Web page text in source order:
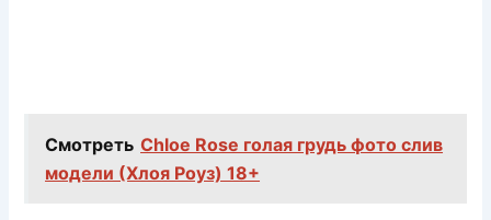
Смотреть Chloe Rose голая грудь фото слив
модели (Хлоя Роуз) 18+